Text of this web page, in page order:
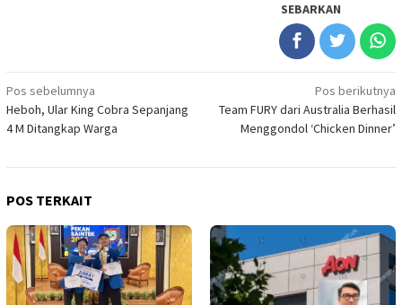
SEBARKAN
Navigasi
pos
Pos sebelumnya
Heboh, Ular King Cobra Sepanjang
4 M Ditangkap Warga
Pos berikutnya
Team FURY dari Australia Berhasil
Menggondol ‘Chicken Dinner’
POS TERKAIT